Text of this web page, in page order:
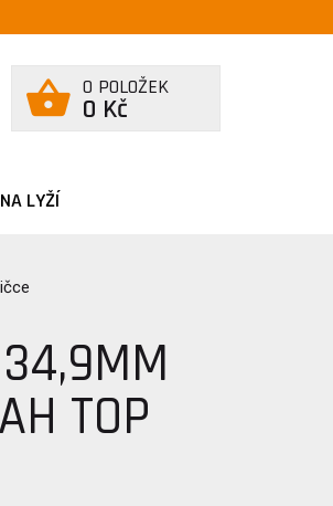
0 POLOŽEK
0 Kč
LYŽÍ
TOP